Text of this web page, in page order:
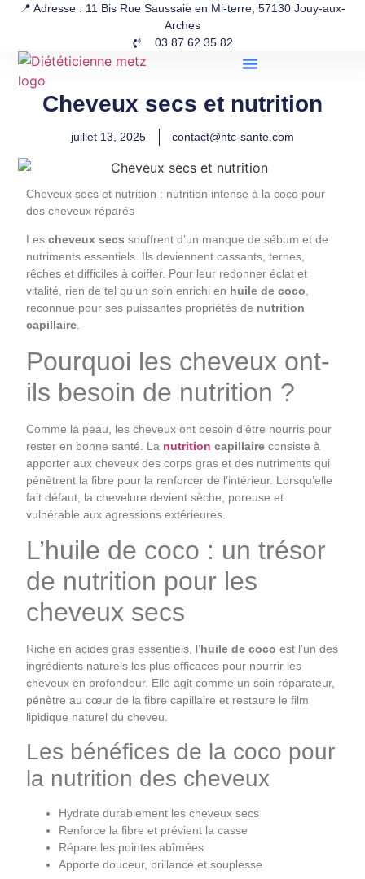
📍 Adresse : 11 Bis Rue Saussaie en Mi-terre, 57130 Jouy-aux-
Arches
03 87 62 35 82
Cheveux secs et nutrition
juillet 13, 2025 contact@htc-sante.com
Cheveux secs et nutrition : nutrition intense à la coco pour
des cheveux réparés
Lescheveux secs souffrent d’un manque de sébum et de
nutriments essentiels. Ils deviennent cassants, ternes,
rêches et difficiles à coiffer. Pour leur redonner éclat et
vitalité, rien de tel qu’un soin enrichi en huile de coco,
reconnue pour ses puissantes propriétés de nutrition
capillaire.
Pourquoi les cheveux ont-
ils besoin de nutrition ?
Comme la peau, les cheveux ont besoin d’être nourris pour
rester en bonne santé. La nutrition capillaire consiste à
apporter aux cheveux des corps gras et des nutriments qui
pénètrent la fibre pour la renforcer de l’intérieur. Lorsqu’elle
fait défaut, la chevelure devient sèche, poreuse et
vulnérable aux agressions extérieures.
L’huile de coco : un trésor
de nutrition pour les
cheveux secs
Riche en acides gras essentiels, l’huile de coco est l’un des
ingrédients naturels les plus efficaces pour nourrir les
cheveux en profondeur. Elle agit comme un soin réparateur,
pénètre au cœur de la fibre capillaire et restaure le film
lipidique naturel du cheveu.
Les bénéfices de la coco pour
la nutrition des cheveux
Hydrate durablement les cheveux secs
Renforce la fibre et prévient la casse
Répare les pointes abîmées
Apporte douceur, brillance et souplesse